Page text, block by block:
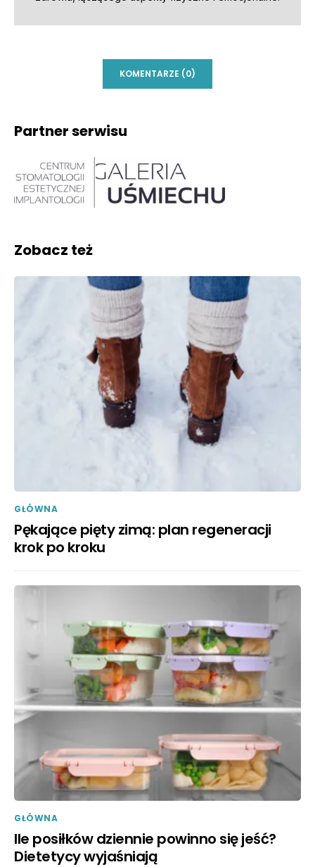
KOMENTARZE (0)
Partner serwisu
Zobacz też
GŁÓWNA
Pękające pięty zimą: plan regeneracji
krok po kroku
GŁÓWNA
Ile posiłków dziennie powinno się jeść?
Dietetycy wyjaśniają